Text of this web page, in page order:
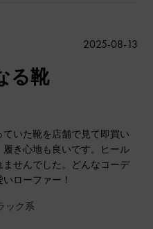
る靴
いた靴を店舗で見て即買い
き心地も良いです。ヒール
せんでした。どんなコーデ
ローファー！
ック系
公
2025-08-13